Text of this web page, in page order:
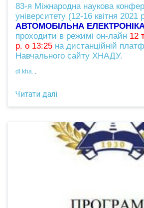
83-я Міжнародна наукова
університету (12-16 квітня 2021
АВТОМОБІЛЬНА
проходити в режимі он-лайн 12
р. о 13:25 на дистанційній
Навчального сайту ХНАДУ.
dl.kha...
Читати далі